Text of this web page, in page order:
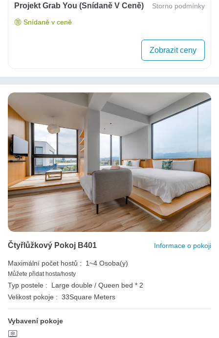
Projekt Grab You (snídaně V Ceně) Storno podmínky
Snídaně v ceně
Zobrazit ceny
Čtyřlůžkový Pokoj B401 Informace o pokoji
Maximální počet hostů : 1~4 Osoba(y)
Můžete přidat hosta/hosty
Typ postele :
Large double / Queen bed * 2
Velikost pokoje : 33Square Meters
Vybavení pokoje